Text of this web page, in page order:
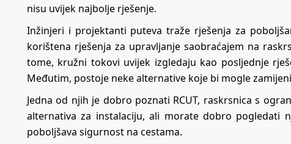
nisu uvijek najbolje rješenje.
Inžinjeri i projektanti puteva traže rješenja za
korištena rješenja za upravljanje saobraćajem na
tome, kružni tokovi uvijek izgledaju kao posljednje
Međutim, postoje neke alternative koje bi mogle
Jedna od njih je dobro poznati RCUT, raskrsnica s
alternativa za instalaciju, ali morate dobro pogledati
poboljšava sigurnost na cestama.